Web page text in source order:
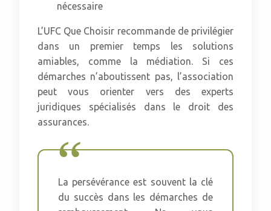
nécessaire
L’UFC Que Choisir recommande de privilégier
dans un premier temps les solutions
amiables, comme la médiation. Si ces
démarches n’aboutissent pas, l’association
peut vous orienter vers des experts
juridiques spécialisés dans le droit des
assurances.
La persévérance est souvent la clé
du succès dans les démarches de